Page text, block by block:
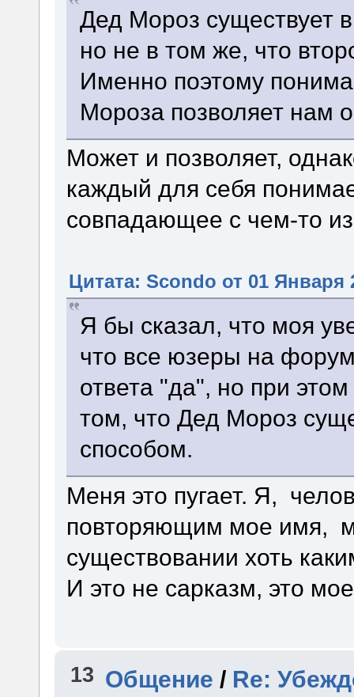
Дед Мороз существует
но не в том же, что
Именно поэтому
Мороза позволяет нам
Может и позволяет,
каждый для себя
совпадающее с чем-то
Цитата: Scondo от 01 Января
Я бы сказал, что моя
что все юзеры на
ответа "да", но при
том, что Дед Мороз
способом.
Меня это пугает. Я,
повторяющим мое имя,
существовании хоть
И это не сарказм, это
13 Общение / Re: